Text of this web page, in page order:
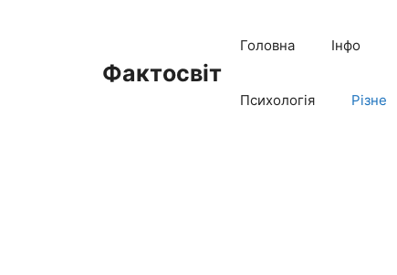
Фактосвіт
Головна Інфо
Психологія Різне